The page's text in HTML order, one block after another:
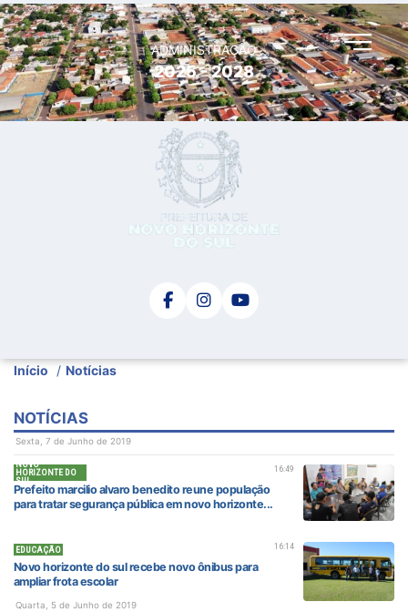
ADMINISTRAÇÃO
2025 - 2028
Início / Notícias
NOTÍCIAS
Sexta, 7 de Junho de 2019
16:49
NOVO
HORIZONTE DO
SUL
Prefeito marcilio alvaro benedito reune população
para tratar segurança pública em novo horizonte...
16:14
EDUCAÇÃO
Novo horizonte do sul recebe novo ônibus para
ampliar frota escolar
Quarta, 5 de Junho de 2019